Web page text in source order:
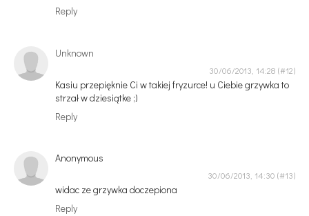
Reply
Unknown
30/06/2013, 14:28
Kasiu przepięknie Ci w takiej fryzurce! u Ciebie grzywka to
strzał w dziesiątke ;)
Reply
Anonymous
30/06/2013, 14:30
widac ze grzywka doczepiona
Reply